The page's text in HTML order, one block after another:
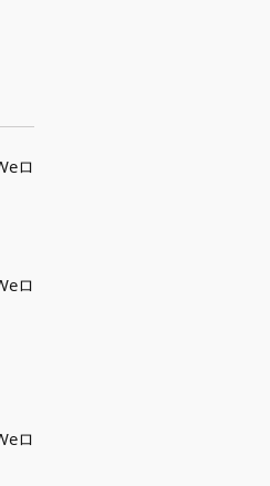
ロ
ロ
ロ